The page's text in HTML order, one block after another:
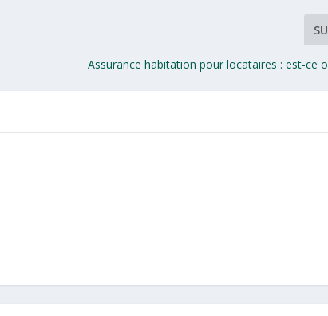
Assurance habitation pour locataires : est-ce